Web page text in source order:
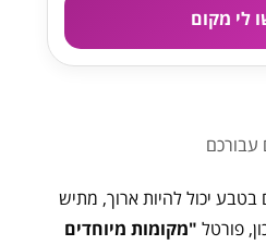
לי מקום
עבורכם
בטבע יכול להיות ארוך, מתיש
פורטל "מקומות מיוחדים